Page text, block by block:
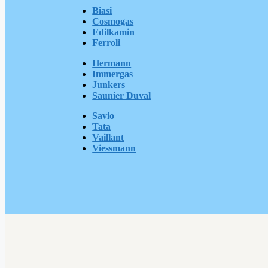
Biasi
Cosmogas
Edilkamin
Ferroli
Hermann
Immergas
Junkers
Saunier Duval
Savio
Tata
Vaillant
Viessmann